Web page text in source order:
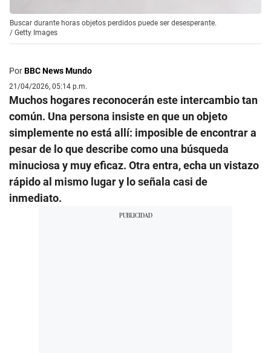
Buscar durante horas objetos perdidos puede ser desesperante.
/ Getty Images
PorBBC News Mundo
21/04/2026, 05:14 p.m.
Muchos hogares reconocerán este intercambio tan
común. Una persona insiste en que un objeto
simplemente no está allí: imposible de encontrar a
pesar de lo que describe como una búsqueda
minuciosa y muy eficaz. Otra entra, echa un vistazo
rápido al mismo lugar y lo señala casi de
inmediato.